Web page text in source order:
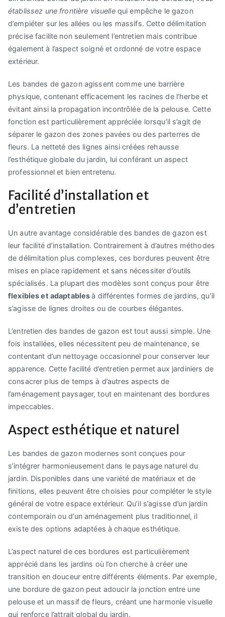
établissez une frontière visuelle qui empêche le gazon
d’empiéter sur les allées ou les massifs. Cette délimitation
précise facilite non seulement l’entretien mais contribue
également à l’aspect soigné et ordonné de votre espace
extérieur.
Les bandes de gazon agissent comme une barrière
physique, contenant efficacement les racines de l’herbe et
évitant ainsi la propagation incontrôlée de la pelouse. Cette
fonction est particulièrement appréciée lorsqu’il s’agit de
séparer le gazon des zones pavées ou des parterres de
fleurs. La netteté des lignes ainsi créées rehausse
l’esthétique globale du jardin, lui conférant un aspect
professionnel et bien entretenu.
Facilité d’installation et
d’entretien
Un autre avantage considérable des bandes de gazon est
leur facilité d’installation. Contrairement à d’autres méthodes
de délimitation plus complexes, ces bordures peuvent être
mises en place rapidement et sans nécessiter d’outils
spécialisés. La plupart des modèles sont conçus pour être
flexibles et adaptablesà différentes formes de jardins, qu’il
s’agisse de lignes droites ou de courbes élégantes.
L’entretien des bandes de gazon est tout aussi simple. Une
fois installées, elles nécessitent peu de maintenance, se
contentant d’un nettoyage occasionnel pour conserver leur
apparence. Cette facilité d’entretien permet aux jardiniers de
consacrer plus de temps à d’autres aspects de
l’aménagement paysager, tout en maintenant des bordures
impeccables.
Aspect esthétique et naturel
Les bandes de gazon modernes sont conçues pour
s’intégrer harmonieusement dans le paysage naturel du
jardin. Disponibles dans une variété de matériaux et de
finitions, elles peuvent être choisies pour compléter le style
général de votre espace extérieur. Qu’il s’agisse d’un jardin
contemporain ou d’un aménagement plus traditionnel, il
existe des options adaptées à chaque esthétique.
L’aspect naturel de ces bordures est particulièrement
apprécié dans les jardins où l’on cherche à créer une
transition en douceur entre différents éléments. Par exemple,
une bordure de gazon peut adoucir la jonction entre une
pelouse et un massif de fleurs, créant une harmonie visuelle
qui renforce l’attrait global du jardin.